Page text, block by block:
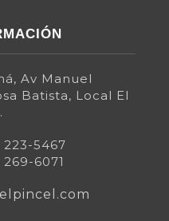
Av Manuel
Batista, Local El
223-5467
6071